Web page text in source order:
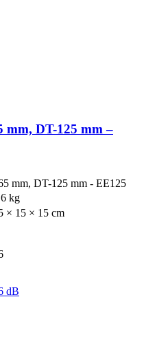
mm, DT-125 mm –
mm, DT-125 mm - EE125
kg
× 15 × 15 cm
dB